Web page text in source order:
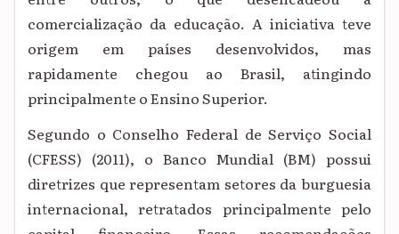
comercialização da educação. A iniciativa teve
origem em países desenvolvidos, mas
rapidamente chegou ao Brasil, atingindo
principalmente o Ensino Superior.
Segundo o Conselho Federal de Serviço Social
(CFESS) (2011), o Banco Mundial (BM) possui
diretrizes que representam setores da burguesia
internacional, retratados principalmente pelo